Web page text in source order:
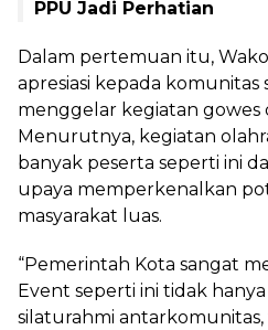
PPU Jadi Perhatian
Dalam pertemuan itu,
apresiasi kepada komunitas
menggelar kegiatan gowes
Menurutnya, kegiatan
banyak peserta seperti ini
upaya memperkenalkan
masyarakat luas.
“Pemerintah Kota sangat
Event seperti ini tidak
silaturahmi